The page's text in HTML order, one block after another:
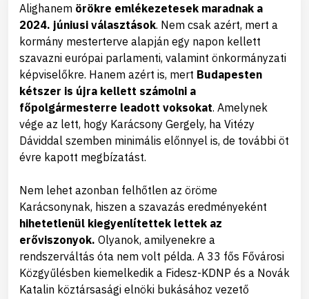
Alighanem örökre emlékezetesek maradnak a
2024. júniusi választások. Nem csak azért, mert a
kormány mesterterve alapján egy napon kellett
szavazni európai parlamenti, valamint önkormányzati
képviselőkre. Hanem azért is, mert Budapesten
kétszer is újra kellett számolni a
főpolgármesterre leadott voksokat. Amelynek
vége az lett, hogy Karácsony Gergely, ha Vitézy
Dáviddal szemben minimális előnnyel is, de további öt
évre kapott megbízatást.
Nem lehet azonban felhőtlen az öröme
Karácsonynak, hiszen a szavazás eredményeként
hihetetlenül kiegyenlítettek lettek az
erőviszonyok. Olyanok, amilyenekre a
rendszerváltás óta nem volt példa. A 33 fős Fővárosi
Közgyűlésben kiemelkedik a Fidesz-KDNP és a Novák
Katalin köztársasági elnöki bukásához vezető